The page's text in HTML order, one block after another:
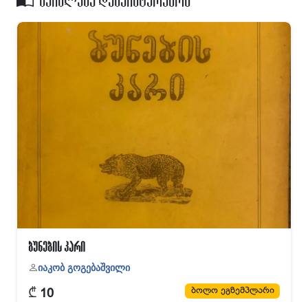
ბუნების კარი
იაკობ გოგებაშვილი
₾ 10 ბოლო ეგზემპლარი